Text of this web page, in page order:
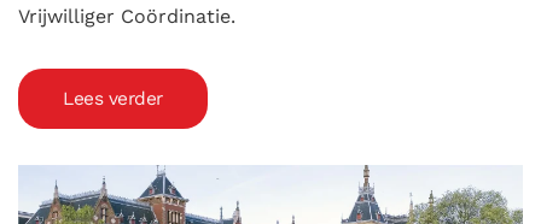
Vrijwilliger Coördinatie.
Lees verder